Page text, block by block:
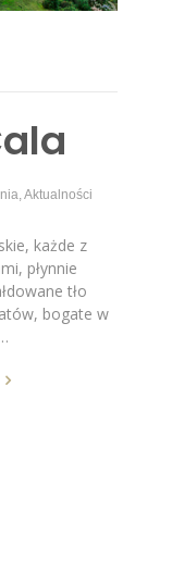
,Aktualności
każde z
płynnie
tło
bogate w